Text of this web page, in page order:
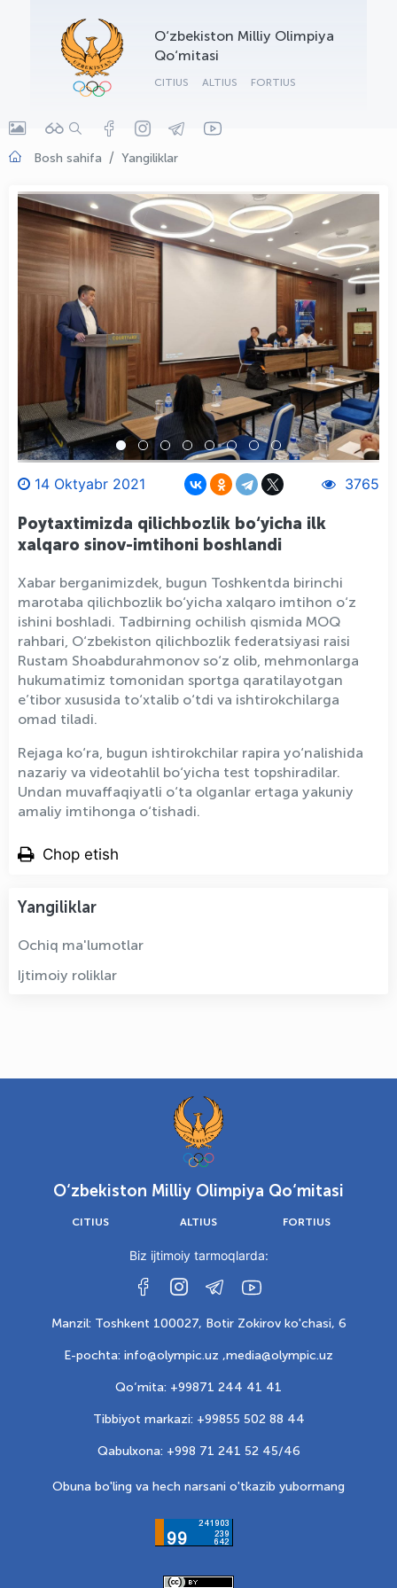
O‘zbekiston Milliy Olimpiya
Qo‘mitasi
CITIUS ALTIUS FORTIUS
Bosh sahifa Yangiliklar
14 Oktyabr 2021 3765
Poytaxtimizda qilichbozlik bo‘yicha ilk
xalqaro sinov-imtihoni boshlandi
Xabar berganimizdek, bugun Toshkentda birinchi
marotaba qilichbozlik bo‘yicha xalqaro imtihon o‘z
ishini boshladi. Tadbirning ochilish qismida MOQ
rahbari, O‘zbekiston qilichbozlik federatsiyasi raisi
Rustam Shoabdurahmonov so‘z olib, mehmonlarga
hukumatimiz tomonidan sportga qaratilayotgan
e’tibor xususida to‘xtalib o‘tdi va ishtirokchilarga
omad tiladi.
Rejaga ko‘ra, bugun ishtirokchilar rapira yo‘nalishida
nazariy va videotahlil bo‘yicha test topshiradilar.
Undan muvaffaqiyatli o‘ta olganlar ertaga yakuniy
amaliy imtihonga o‘tishadi.
Chop etish
Yangiliklar
Ochiq ma'lumotlar
Ijtimoiy roliklar
O‘zbekiston Milliy Olimpiya Qo‘mitasi
CITIUS ALTIUS FORTIUS
Biz ijtimoiy tarmoqlarda:
Manzil: Toshkent 100027, Botir Zokirov ko'chasi, 6
E-pochta: info@olympic.uz ,media@olympic.uz
Qo‘mita: +99871 244 41 41
Tibbiyot markazi: +99855 502 88 44
Qabulxona: +998 71 241 52 45/46
Obuna bo'ling va hech narsani o'tkazib yubormang
OLYMPCHIK AI - yordamchi
Onlayn · olympic.uz